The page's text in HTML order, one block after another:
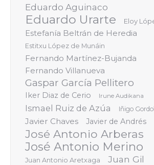
Eduardo Aguinaco
Eduardo Urarte Eloy
Estefanía Beltrán de Heredia
Estitxu López de Munáin
Fernando Martínez-Bujanda
Fernando Villanueva
Gaspar García Pellitero
Iker Diaz de Cerio Irune Audikana
Ismael Ruiz de Azúa Iñigo
Javier Chaves Javier de Andrés
José Antonio Arberas
José Antonio Merino
Juan Antonio Aretxaga Juan Gil